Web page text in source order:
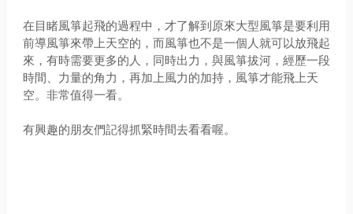
在目睹風箏起飛的過程中，才了解到原來大型風箏是要利用
前導風箏來帶上天空的，而風箏也不是一個人就可以放飛起
來，有時需要更多的人，同時出力，與風箏拔河，經歷一段
時間、力量的角力，再加上風力的加持，風箏才能飛上天
空。非常值得一看。
有興趣的朋友們記得抓緊時間去看看喔。